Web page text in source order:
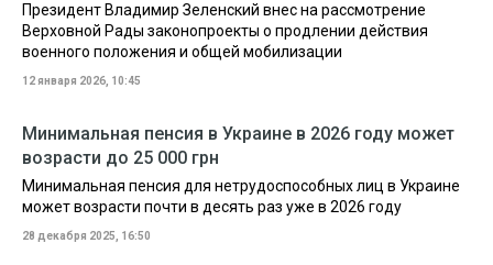
Президент Владимир Зеленский внес на рассмотрение
Верховной Рады законопроекты о продлении действия
военного положения и общей мобилизации
12 января 2026, 10:45
Минимальная пенсия в Украине в 2026 году может
возрасти до 25 000 грн
Минимальная пенсия для нетрудоспособных лиц в Украине
может возрасти почти в десять раз уже в 2026 году
28 декабря 2025, 16:50